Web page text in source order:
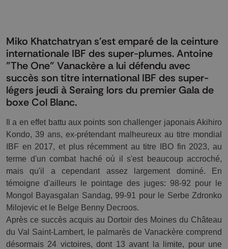
Miko Khatchatryan s'est emparé de la ceinture
internationale IBF des super-plumes. Antoine
"The One" Vanackère a lui défendu avec
succès son titre international IBF des super-
légers jeudi à Seraing lors du premier Gala de
boxe Col Blanc.
Il a en effet battu aux points son challenger japonais Akihiro
Kondo, 39 ans, ex-prétendant malheureux au titre mondial
IBF en 2017, et plus récemment au titre IBO fin 2023, au
terme d'un combat haché où il s'est beaucoup accroché,
mais qu'il a cependant assez largement dominé. En
témoigne d'ailleurs le pointage des juges: 98-92 pour le
Mongol Bayasgalan Sandag, 99-91 pour le Serbe Zdronko
Milojevic et le Belge Benny Decroos.
Après ce succès acquis au Dortoir des Moines du Château
du Val Saint-Lambert, le palmarès de Vanackère comprend
désormais 24 victoires, dont 13 avant la limite, pour une